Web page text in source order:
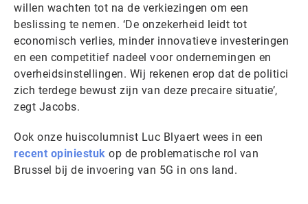
willen wachten tot na de verkiezingen om een
beslissing te nemen. ‘De onzekerheid leidt tot
economisch verlies, minder innovatieve investeringen
en een competitief nadeel voor ondernemingen en
overheidsinstellingen. Wij rekenen erop dat de politici
zich terdege bewust zijn van deze precaire situatie’,
zegt Jacobs.
Ook onze huiscolumnist Luc Blyaert wees in een
recent opiniestuk op de problematische rol van
Brussel bij de invoering van 5G in ons land.